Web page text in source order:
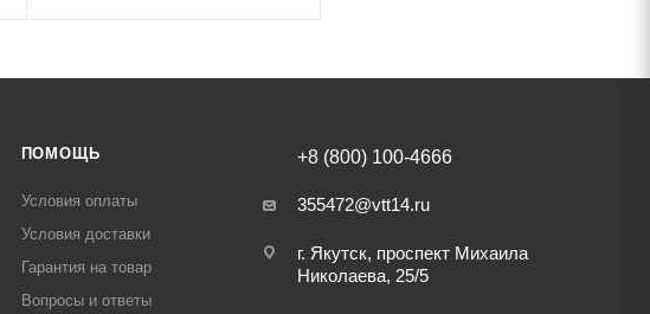
ПОМОЩЬ
Условия оплаты
Условия доставки
Гарантия на товар
Вопросы и ответы
+8 (800) 100-4666
355472@vtt14.ru
г. Якутск, проспект Михаила
Николаева, 25/5